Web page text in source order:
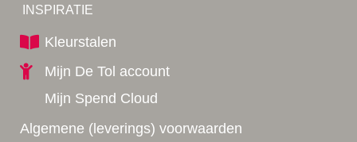
INSPIRATIE
Kleurstalen
Mijn De Tol account
Mijn Spend Cloud
Algemene (leverings) voorwaarden